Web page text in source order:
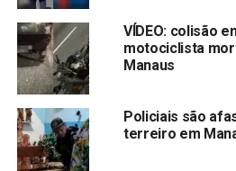
VÍDEO: colisão
motociclista
Manaus
Policiais são
terreiro em